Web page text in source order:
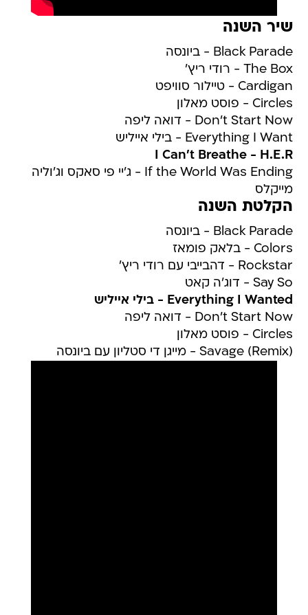
שיר השנה
Black Parade - ביונסה
The Box - רודי ריץ'
Cardigan - טיילור סוויפט
Circles - פוסט מאלון
Don't Start Now - דואה ליפה
Everything I Want - בילי אייליש
I Can't Breathe - H.E.R
If the World Was Ending - ג'יי פי סאקס וג'וליה
מייקלס
הקלטת השנה
Black Parade - ביונסה
Colors - בלאק פומאז
Rockstar - דהבייבי עם רודי ריץ'
Say So - דוג'ה קאט
Everything I Wanted - בילי אייליש
Don't Start Now - דואה ליפה
Circles - פוסט מאלון
Savage (Remix) - מייגן די סטליון עם ביונסה